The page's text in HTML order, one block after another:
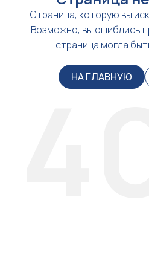
Страница, которую вы
Возможно, вы ошиблись
страница могла
НА ГЛАВНУЮ